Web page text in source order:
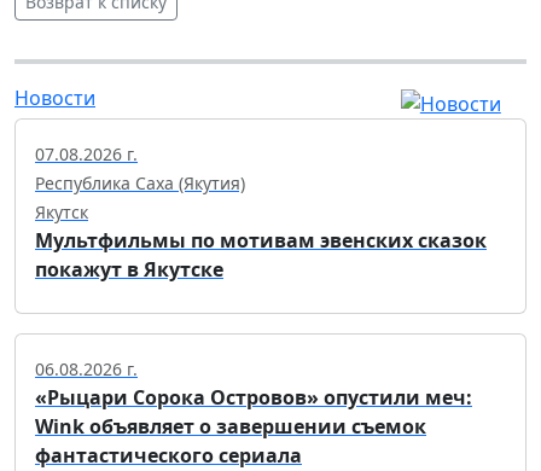
Новости
07.08.2026 г.
Республика Саха (Якутия)
Якутск
Мультфильмы по мотивам эвенских сказок
покажут в Якутске
06.08.2026 г.
«Рыцари Сорока Островов» опустили меч:
Wink объявляет о завершении съемок
фантастического сериала